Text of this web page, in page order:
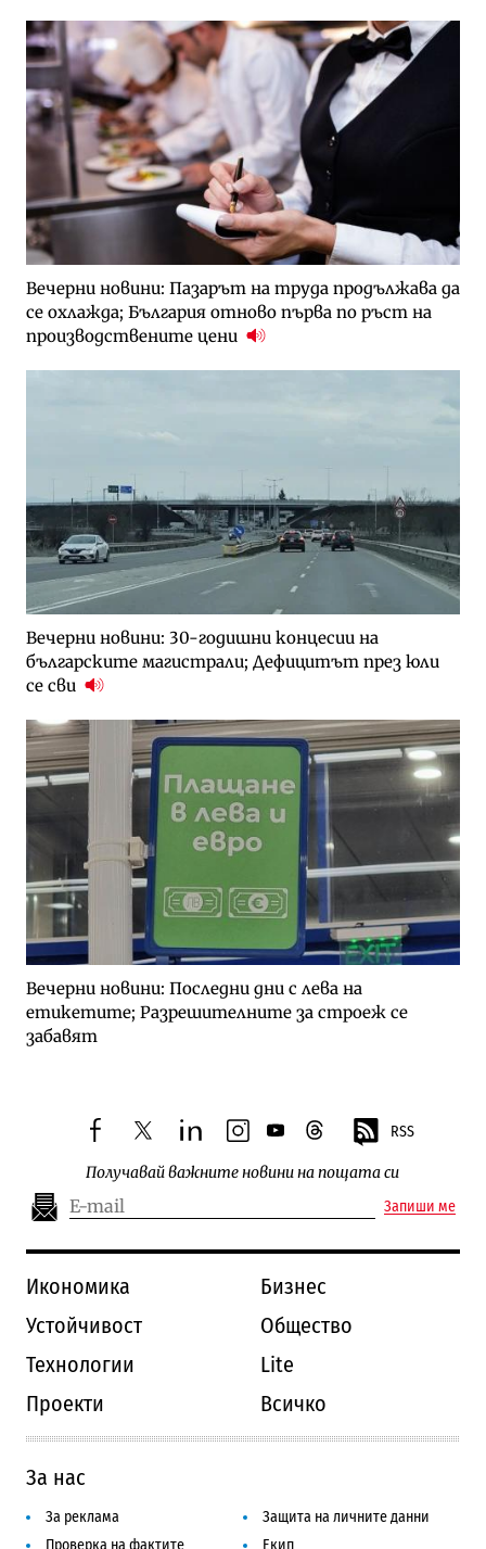
Вечерни новини: Пазарът на труда продължава да
се охлажда; България отново първа по ръст на
производствените цени
Вечерни новини: 30-годишни концесии на
българските магистрали; Дефицитът през юли
се сви
Вечерни новини: Последни дни с лева на
етикетите; Разрешителните за строеж се
забавят
facebooktwitterlinkedininstagram
youtubethreads RSS
Получавай важните новини на пощата си
Запиши ме
Икономика
Бизнес
Устойчивост
Общество
Технологии
Lite
Проекти
Всичко
За нас
За реклама
Защита на личните данни